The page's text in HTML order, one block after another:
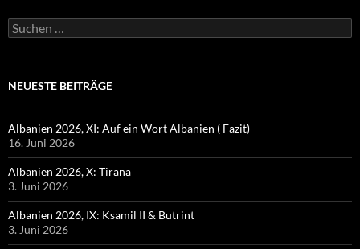
Suchen
nach:
NEUESTE BEITRÄGE
Albanien 2026, XI: Auf ein Wort Albanien ( Fazit)
16. Juni 2026
Albanien 2026, X: Tirana
3. Juni 2026
Albanien 2026, IX: Ksamil II & Butrint
3. Juni 2026